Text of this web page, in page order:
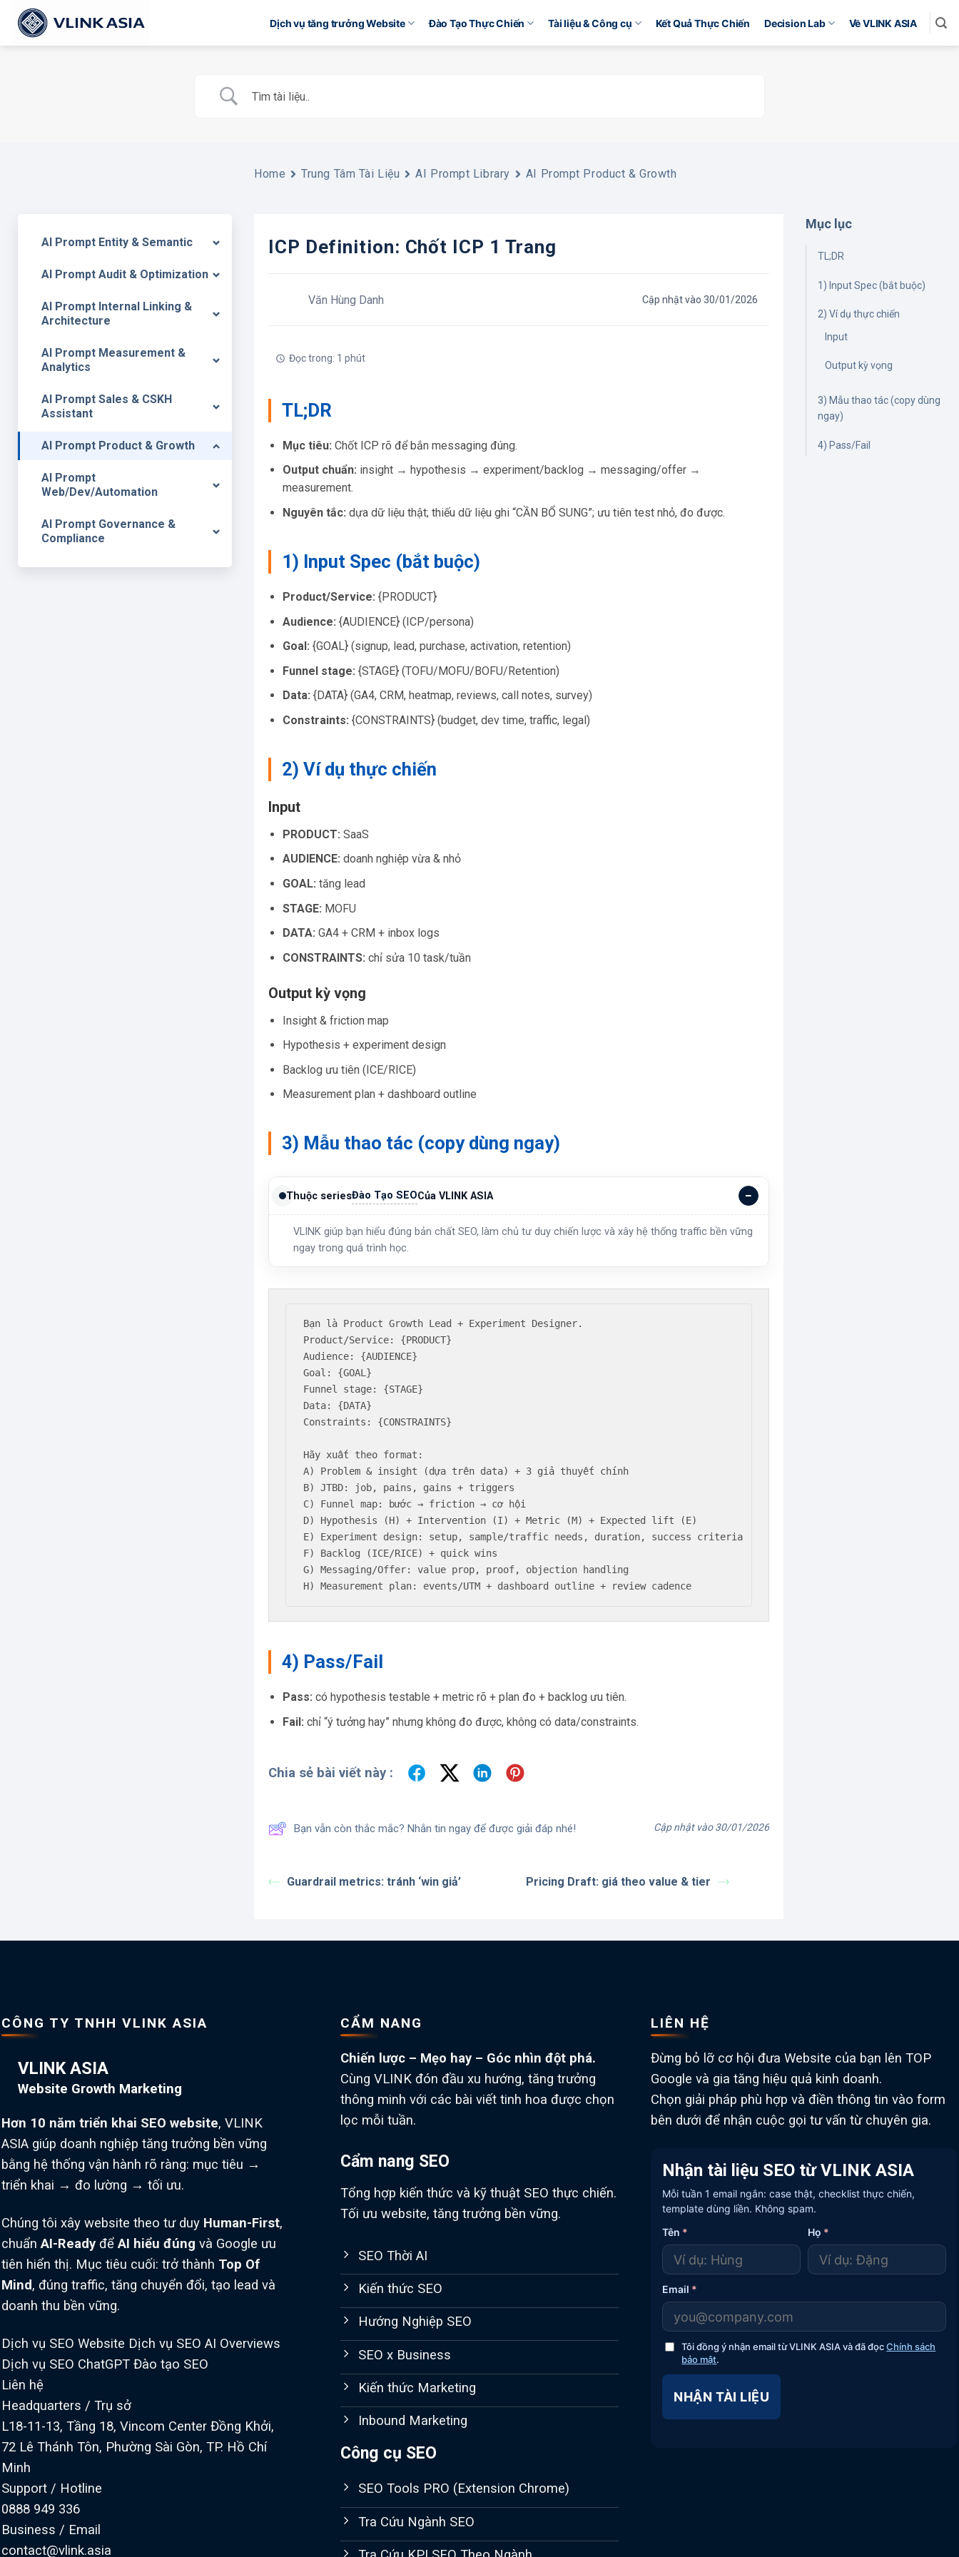
qua
nội
Dịch vụ tăng trưởng Website Đào Tạo Thực Chiến Tài liệu & Công cụ Kết Quả Thực Chiến Decision Lab Về VLINK ASIA
AI Prompt Entity & Semantic
AI Prompt Audit & Optimization
AI Prompt Internal Linking &
Architecture
AI Prompt Measurement &
Analytics
AI Prompt Sales & CSKH
Assistant
AI Prompt Product & Growth
AI Prompt
Web/Dev/Automation
AI Prompt Governance &
Compliance
Home Trung Tâm Tài Liệu AI Prompt Library AI Prompt Product & Growth
ICP Definition: Chốt ICP 1 Trang
Văn Hùng Danh Cập nhật vào 30/01/2026
Đọc trong: 1 phút
TL;DR
Mục tiêu: Chốt ICP rõ để bắn messaging đúng.
Output chuẩn: insight → hypothesis → experiment/backlog → messaging/offer →
measurement.
Nguyên tắc: dựa dữ liệu thật; thiếu dữ liệu ghi “CẦN BỔ SUNG”; ưu tiên test nhỏ, đo được.
1) Input Spec (bắt buộc)
Product/Service: {PRODUCT}
Audience: {AUDIENCE} (ICP/persona)
Goal: {GOAL} (signup, lead, purchase, activation, retention)
Funnel stage: {STAGE} (TOFU/MOFU/BOFU/Retention)
Data: {DATA} (GA4, CRM, heatmap, reviews, call notes, survey)
Constraints: {CONSTRAINTS} (budget, dev time, traffic, legal)
2) Ví dụ thực chiến
Input
PRODUCT: SaaS
AUDIENCE: doanh nghiệp vừa & nhỏ
GOAL: tăng lead
STAGE: MOFU
DATA: GA4 + CRM + inbox logs
CONSTRAINTS: chỉ sửa 10 task/tuần
Output kỳ vọng
Insight & friction map
Hypothesis + experiment design
Backlog ưu tiên (ICE/RICE)
Measurement plan + dashboard outline
3) Mẫu thao tác (copy dùng ngay)
Thuộc seriesĐào Tạo SEOCủa VLINK ASIA
VLINK giúp bạn hiểu đúng bản chất SEO, làm chủ tư duy chiến lược và xây hệ thống traffic bền vững
ngay trong quá trình học.
Bạn là Product Growth Lead + Experiment Designer.
Product/Service: {PRODUCT}
Audience: {AUDIENCE}
Goal: {GOAL}
Funnel stage: {STAGE}
Data: {DATA}
Constraints: {CONSTRAINTS}
Hãy xuất theo format:
A) Problem & insight (dựa trên data) + 3 giả thuyết chính
B) JTBD: job, pains, gains + triggers
C) Funnel map: bước → friction → cơ hội
D) Hypothesis (H) + Intervention (I) + Metric (M) + Expected lift (E)
E) Experiment design: setup, sample/traffic needs, duration, success criteria
F) Backlog (ICE/RICE) + quick wins
G) Messaging/Offer: value prop, proof, objection handling
H) Measurement plan: events/UTM + dashboard outline + review cadence
4) Pass/Fail
Pass: có hypothesis testable + metric rõ + plan đo + backlog ưu tiên.
Fail: chỉ “ý tưởng hay” nhưng không đo được, không có data/constraints.
Chia sẻ bài viết này :
Bạn vẫn còn thắc mắc? Nhắn tin ngay để được giải đáp nhé! Cập nhật vào 30/01/2026
Guardrail metrics: tránh ‘win giả’ Pricing Draft: giá theo value & tier
Mục lục
TL;DR
1) Input Spec (bắt buộc)
2) Ví dụ thực chiến
Input
Output kỳ vọng
3) Mẫu thao tác (copy dùng
ngay)
4) Pass/Fail
CÔNG TY TNHH VLINK ASIA
VLINK ASIA
Website Growth Marketing
Hơn 10 năm triển khai SEO website, VLINK
ASIA giúp doanh nghiệp tăng trưởng bền vững
bằng hệ thống vận hành rõ ràng: mục tiêu →
triển khai → đo lường → tối ưu.
Chúng tôi xây website theo tư duy Human-First,
chuẩnAI-Ready đểAI hiểu đúng và Google ưu
tiên hiển thị. Mục tiêu cuối: trở thành Top Of
Mind, đúng traffic, tăng chuyển đổi, tạo lead và
doanh thu bền vững.
Dịch vụ SEO Website Dịch vụ SEO AI Overviews
Dịch vụ SEO ChatGPT Đào tạo SEO
Liên hệ
Headquarters / Trụ sở
L18-11-13, Tầng 18, Vincom Center Đồng Khởi,
72 Lê Thánh Tôn, Phường Sài Gòn, TP. Hồ Chí
Minh
Support / Hotline
0888 949 336
Business / Email
contact@vlink.asia
CẨM NANG
Chiến lược – Mẹo hay – Góc nhìn đột phá.
Cùng VLINK đón đầu xu hướng, tăng trưởng
thông minh với các bài viết tinh hoa được chọn
lọc mỗi tuần.
Cẩm nang SEO
Tổng hợp kiến thức và kỹ thuật SEO thực chiến.
Tối ưu website, tăng trưởng bền vững.
SEO Thời AI
Kiến thức SEO
Hướng Nghiệp SEO
SEO x Business
Kiến thức Marketing
Inbound Marketing
Công cụ SEO
SEO Tools PRO (Extension Chrome)
Tra Cứu Ngành SEO
LIÊN HỆ
Đừng bỏ lỡ cơ hội đưa Website của bạn lên TOP
Google và gia tăng hiệu quả kinh doanh.
Chọn giải pháp phù hợp và điền thông tin vào form
bên dưới để nhận cuộc gọi tư vấn từ chuyên gia.
Nhận tài liệu SEO từ VLINK ASIA
Mỗi tuần 1 email ngắn: case thật, checklist thực chiến,
template dùng liền. Không spam.
Tên * Họ *
Email *
Tôi đồng ý nhận email từ VLINK ASIA và đã đọcChính sách
bảo mật.
NHẬN TÀI LIỆU